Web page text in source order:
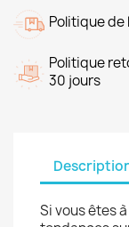
Politique de
Politique
30 jours
Si vous êtes